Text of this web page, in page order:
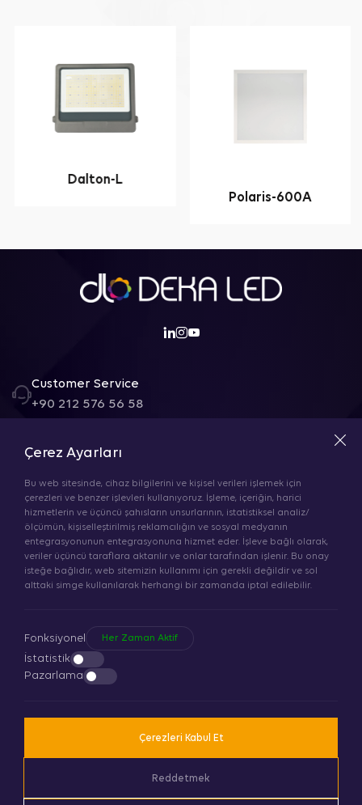
Dalton-L
Polaris-600A
Customer Service
+90 212 576 56 58
E-Mail
Adress
DEKA AYDINLATMA VE OTOMASYON SİSTEMLERİ
SANAYİ TİC LTD ŞTİ ORHANGAZİ MAH ISISO CAD
FABRİKA NO: 14
ESENYURT/ İSTANBUL
Get Directions
modern designs .
Çerez Ayarları
Bu web sitesinde, cihaz bilgilerini ve kişisel verileri işlemek için
çerezleri ve benzer işlevleri kullanıyoruz. İşleme, içeriğin, harici
hizmetlerin ve üçüncü şahısların unsurlarının, istatistiksel analiz/
ölçümün, kişiselleştirilmiş reklamcılığın ve sosyal medyanın
entegrasyonunun entegrasyonuna hizmet eder. İşleve bağlı olarak,
veriler üçüncü taraflara aktarılır ve onlar tarafından işlenir. Bu onay
isteğe bağlıdır, web sitemizin kullanımı için gerekli değildir ve sol
alttaki simge kullanılarak herhangi bir zamanda iptal edilebilir.
Fonksiyonel Her Zaman Aktif
İstatistik
Pazarlama
Çerezleri Kabul Et
Reddetmek